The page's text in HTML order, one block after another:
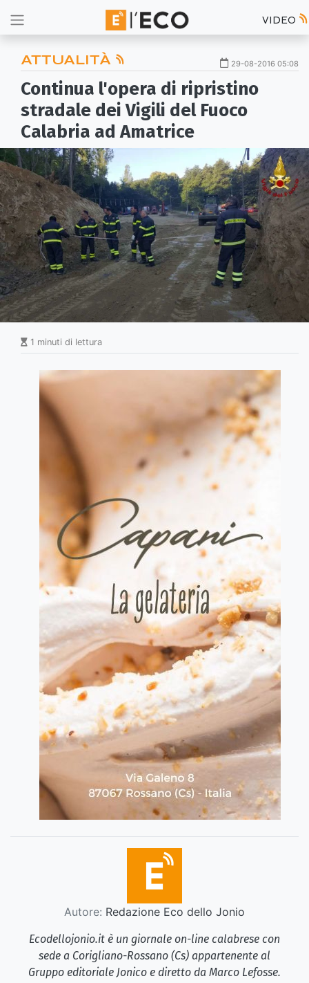
VIDEO
ATTUALITÀ 29-08-2016 05:08
Continua l'opera di ripristino
stradale dei Vigili del Fuoco
Calabria ad Amatrice
1 minuti di lettura
Autore: Redazione Eco dello Jonio
Ecodellojonio.it è un giornale on-line calabrese con
sede a Corigliano-Rossano (Cs) appartenente al
Gruppo editoriale Jonico e diretto da Marco Lefosse.